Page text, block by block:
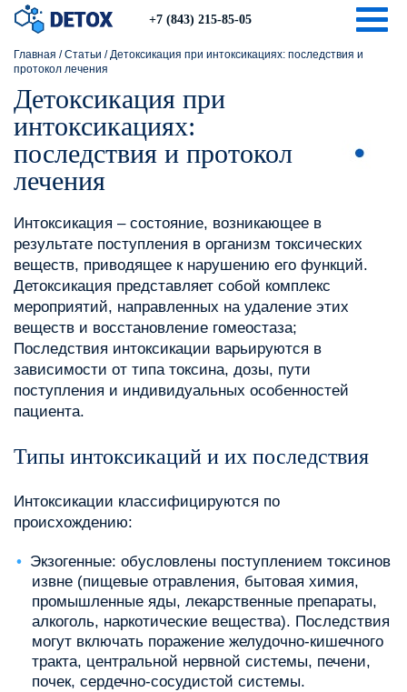
+7 (843) 215-85-05
Главная /Статьи /Детоксикация при интоксикациях: последствия и
протокол лечения
Детоксикация при
интоксикациях:
последствия и протокол
лечения
Интоксикация – состояние, возникающее в
результате поступления в организм токсических
веществ, приводящее к нарушению его функций.
Детоксикация представляет собой комплекс
мероприятий, направленных на удаление этих
веществ и восстановление гомеостаза;
Последствия интоксикации варьируются в
зависимости от типа токсина, дозы, пути
поступления и индивидуальных особенностей
пациента.
Типы интоксикаций и их последствия
Интоксикации классифицируются по
происхождению:
Экзогенные: обусловлены поступлением токсинов
извне (пищевые отравления, бытовая химия,
промышленные яды, лекарственные препараты,
алкоголь, наркотические вещества). Последствия
могут включать поражение желудочно-кишечного
тракта, центральной нервной системы, печени,
почек, сердечно-сосудистой системы.